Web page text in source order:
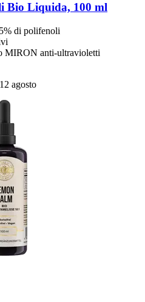
Bio Liquida, 100 ml
di polifenoli
MIRON anti-ultravioletti
agosto